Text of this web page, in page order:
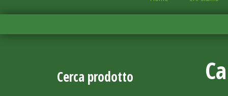
Cerca prodotto